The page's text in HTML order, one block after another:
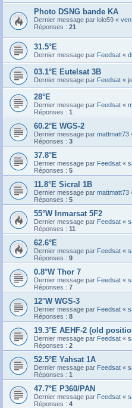
Photo DSNG bande KA
Dernier message par lolo59 «
Réponses : 21
31.5°E
Dernier message par Feedsat «
03.1°E Eutelsat 3B
Dernier message par Feedsat «
28°E
Dernier message par Feedsat «
Réponses : 1
60.2°E WGS-2
Dernier message par mattmatt73
Réponses : 3
37.8°E
Dernier message par Feedsat «
Réponses : 5
11.8°E Sicral 1B
Dernier message par mattmatt73
Réponses : 5
55°W Inmarsat 5F2
Dernier message par Feedsat «
Réponses : 11
62.6°E
Dernier message par Feedsat «
Réponses : 9
0.8°W Thor 7
Dernier message par Feedsat «
Réponses : 7
12°W WGS-3
Dernier message par Feedsat «
Réponses : 8
19.3°E AEHF-2 (old
Dernier message par Feedsat «
Réponses : 2
52.5°E Yahsat 1A
Dernier message par Feedsat «
Réponses : 1
47.7°E P360/PAN
Dernier message par Feedsat «
Réponses : 4